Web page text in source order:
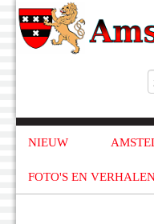
NIEUW
FOTO'S EN